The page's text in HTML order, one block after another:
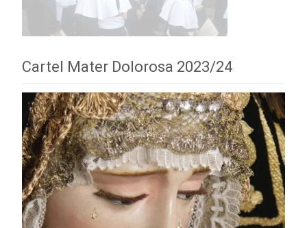
Cartel Mater Dolorosa 2023/24